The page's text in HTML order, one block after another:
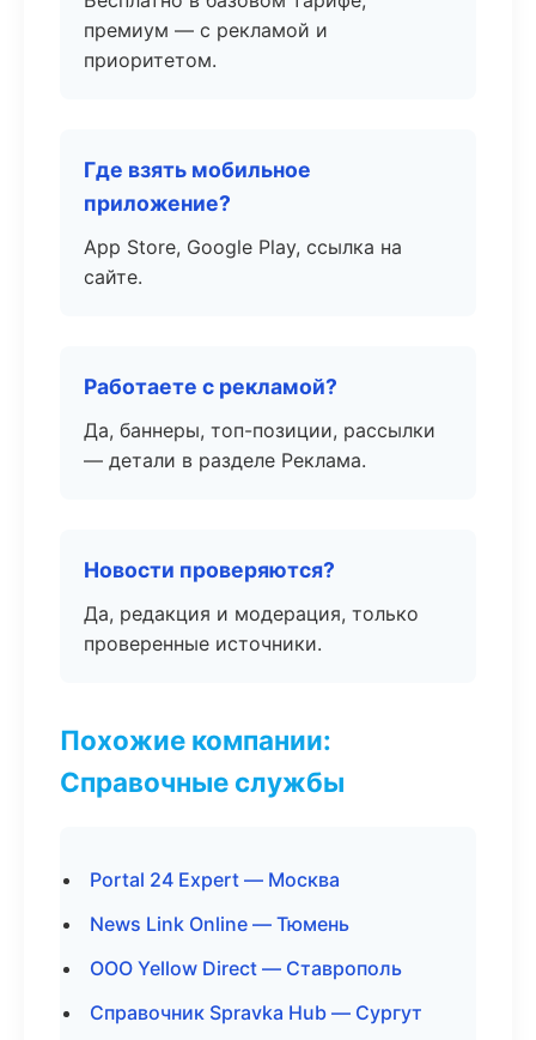
премиум — с рекламой и
приоритетом.
Где взять мобильное
приложение?
App Store, Google Play, ссылка на
сайте.
Работаете с рекламой?
Да, баннеры, топ-позиции, рассылки
— детали в разделе Реклама.
Новости проверяются?
Да, редакция и модерация, только
проверенные источники.
Похожие компании:
Справочные службы
Portal 24 Expert — Москва
News Link Online — Тюмень
ООО Yellow Direct — Ставрополь
Справочник Spravka Hub — Сургут